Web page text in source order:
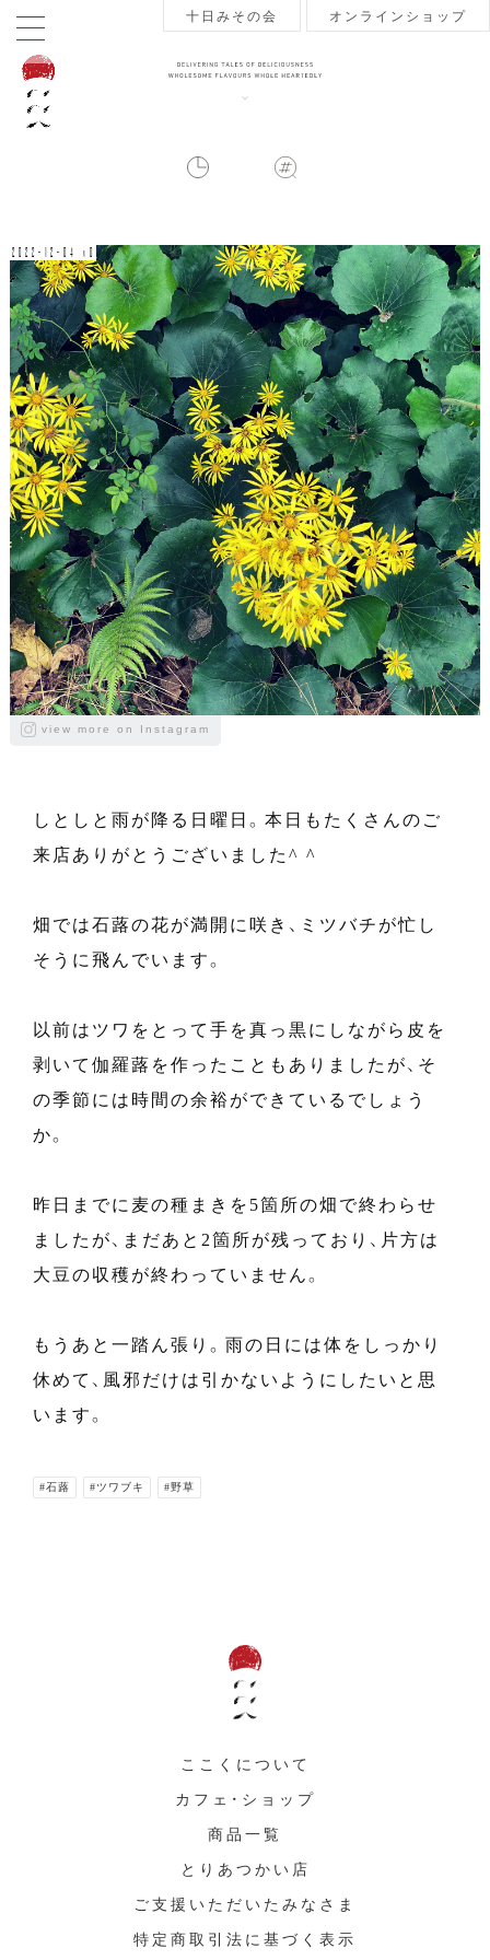
十日みその会 オンラインショップ
2022-12-04 v0
view more on Instagram
しとしと雨が降る日曜日。本日もたくさんのご
来店ありがとうございました^ ^
畑では石蕗の花が満開に咲き、ミツバチが忙し
そうに飛んでいます。
以前はツワをとって手を真っ黒にしながら皮を
剥いて伽羅蕗を作ったこともありましたが、そ
の季節には時間の余裕ができているでしょう
か。
昨日までに麦の種まきを5箇所の畑で終わらせ
ましたが、まだあと2箇所が残っており、片方は
大豆の収穫が終わっていません。
もうあと一踏ん張り。雨の日には体をしっかり
休めて、風邪だけは引かないようにしたいと思
います。
#石蕗 #ツワブキ #野草
ここくについて
カフェ・ショップ
商品一覧
とりあつかい店
ご支援いただいたみなさま
特定商取引法に基づく表示